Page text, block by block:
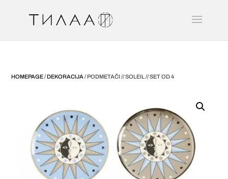
HOMEPAGE/DEKORACIJA / PODMETAČI // SOLEIL // SET OD 4